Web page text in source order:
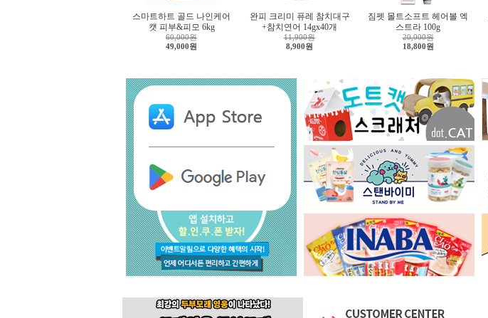
스마트하트 골드 나인케어
캣 피부&피모 6kg
60,000원
49,000원
완피 크리미 퓨레 참치대구
+참치연어 14gx40개
11,900원
8,900원
짐펫 몰트소프트 헤어볼 엑
스트라 100g
20,000원
18,800원